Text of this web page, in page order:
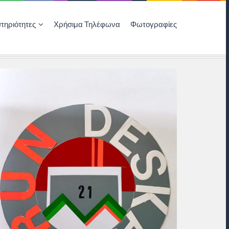
Χρήσιμα Τηλέφωνα Φωτογραφίες